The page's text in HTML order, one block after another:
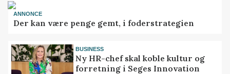
ANNONCE
Der kan være penge gemt, i foderstrategien
BUSINESS
Ny HR-chef skal koble kultur og
forretning i Seges Innovation